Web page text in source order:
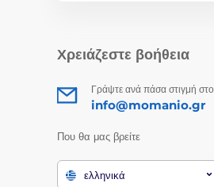
Χρειάζεστε βοήθεια
Γράψτε ανά πάσα στιγμή στο
info@momanio.gr
Που θα μας βρείτε
ελληνικά